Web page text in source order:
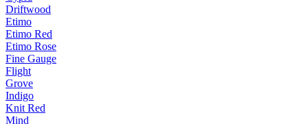
Driftwood
Etimo
Etimo Red
Etimo Rose
Fine Gauge
Flight
Grove
Indigo
Knit Red
Mind